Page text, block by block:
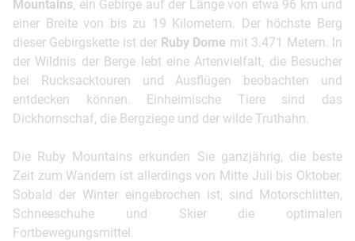
Mountains, ein Gebirge auf der Länge von etwa 96 km und
einer Breite von bis zu 19 Kilometern. Der höchste Berg
dieser Gebirgskette ist der Ruby Dome mit 3.471 Metern. In
der Wildnis der Berge lebt eine Artenvielfalt, die Besucher
bei Rucksacktouren und Ausflügen beobachten und
entdecken können. Einheimische Tiere sind das
Dickhornschaf, die Bergziege und der wilde Truthahn.
Die Ruby Mountains erkunden Sie ganzjährig, die beste
Zeit zum Wandern ist allerdings von Mitte Juli bis Oktober.
Sobald der Winter eingebrochen ist, sind Motorschlitten,
Schneeschuhe und Skier die optimalen
Fortbewegungsmittel.